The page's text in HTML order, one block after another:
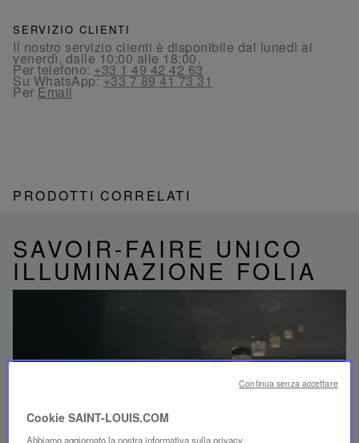
SERVIZIO CLIENTI
Il nostro servizio clienti è disponibile dal lunedì al
venerdì, dalle 10:00 alle 18:00.
Per telefono:+33 1 49 42 42 63
Su WhatsApp:+33 7 89 41 73 31
PerEmail
PRODOTTI CORRELATI
SAVOIR-FAIRE UNICO
ILLUMINAZIONE FOLIA
Riproduci
lampada
portatile
Cookie SAINT-LOUIS.COM
Abbiamo aggiornato la nostra informativa sulla privacy.
Continua senza accettare